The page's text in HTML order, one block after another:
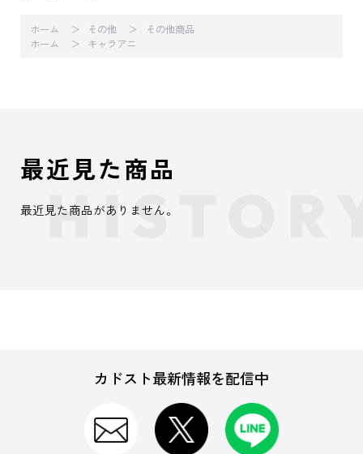
ホーム その他
その他商品
ホーム
キャラアニ
最近見た商品
最近見た商品がありません。
カドスト最新情報を配信中